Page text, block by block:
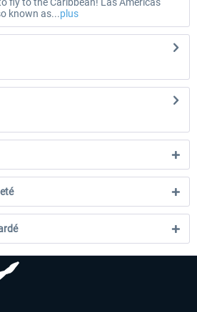
known as...plus